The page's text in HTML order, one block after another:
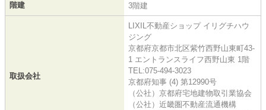
階建 3階建
取扱会社
LIXIL不動産ショップ イリグチハウ
ジング
京都府京都市北区紫竹西野山東町43-
1 エントランスライフ西野山東 1階
TEL:075-494-3023
京都府知事 (4) 第12990号
（公社）京都府宅地建物取引業協会
（公社）近畿圏不動産流通機構